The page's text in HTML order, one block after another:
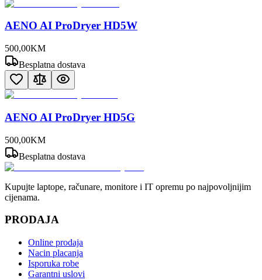
AENO AI ProDryer HD5W
500,00KM
Besplatna dostava
AENO AI ProDryer HD5G
500,00KM
Besplatna dostava
Kupujte laptope, računare, monitore i IT opremu po najpovoljnijim
cijenama.
PRODAJA
Online prodaja
Nacin placanja
Isporuka robe
Garantni uslovi